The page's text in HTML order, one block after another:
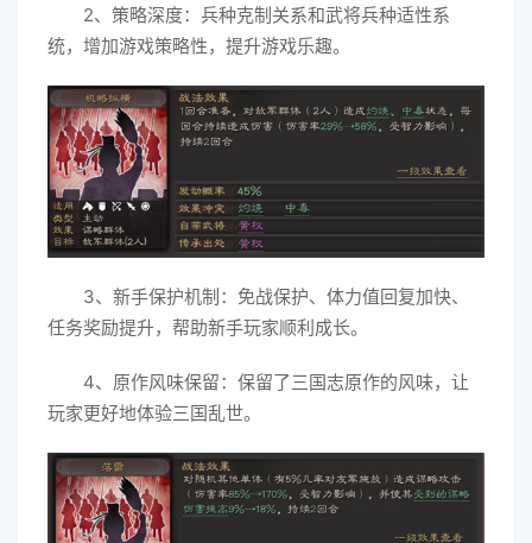
2、策略深度：兵种克制关系和武将兵种适性系
统，增加游戏策略性，提升游戏乐趣。
3、新手保护机制：免战保护、体力值回复加快、
任务奖励提升，帮助新手玩家顺利成长。
4、原作风味保留：保留了三国志原作的风味，让
玩家更好地体验三国乱世。